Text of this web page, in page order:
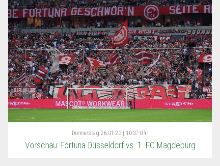
Donnerstag 26.01.23 | 10:37 Uhr
Vorschau: Fortuna Düsseldorf vs. 1. FC Magdeburg